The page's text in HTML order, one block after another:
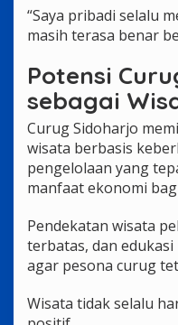
“Saya pribadi selalu
masih terasa benar
Potensi
sebagai
Curug Sidoharjo
wisata berbasis
pengelolaan yang
manfaat ekonomi
Pendekatan wisata
terbatas, dan
agar pesona curug
Wisata tidak selalu